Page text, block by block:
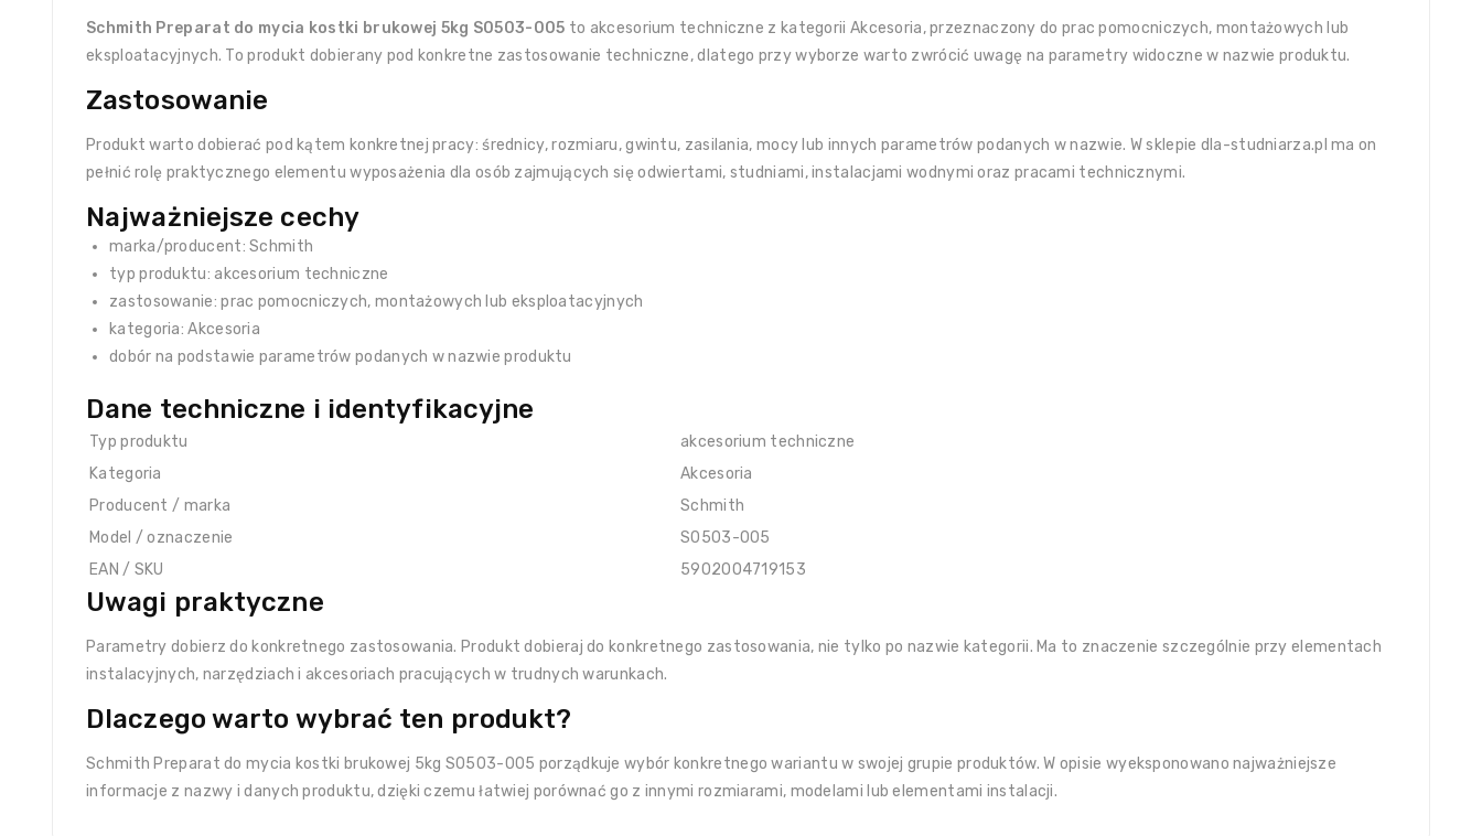
Schmith Preparat do mycia kostki brukowej 5kg S0503-005 to akcesorium techniczne z kategorii Akcesoria, przeznaczony do prac pomocniczych, montażowych lub
eksploatacyjnych. To produkt dobierany pod konkretne zastosowanie techniczne, dlatego przy wyborze warto zwrócić uwagę na parametry widoczne w nazwie produktu.
Zastosowanie
Produkt warto dobierać pod kątem konkretnej pracy: średnicy, rozmiaru, gwintu, zasilania, mocy lub innych parametrów podanych w nazwie. W sklepie dla-studniarza.pl ma on
pełnić rolę praktycznego elementu wyposażenia dla osób zajmujących się odwiertami, studniami, instalacjami wodnymi oraz pracami technicznymi.
Najważniejsze cechy
marka/producent: Schmith
typ produktu: akcesorium techniczne
zastosowanie: prac pomocniczych, montażowych lub eksploatacyjnych
kategoria: Akcesoria
dobór na podstawie parametrów podanych w nazwie produktu
Dane techniczne i identyfikacyjne
Typ produktu
akcesorium techniczne
Kategoria
Akcesoria
Producent / marka
Schmith
Model / oznaczenie
S0503-005
EAN / SKU
5902004719153
Uwagi praktyczne
Parametry dobierz do konkretnego zastosowania. Produkt dobieraj do konkretnego zastosowania, nie tylko po nazwie kategorii. Ma to znaczenie szczególnie przy elementach
instalacyjnych, narzędziach i akcesoriach pracujących w trudnych warunkach.
Dlaczego warto wybrać ten produkt?
Schmith Preparat do mycia kostki brukowej 5kg S0503-005 porządkuje wybór konkretnego wariantu w swojej grupie produktów. W opisie wyeksponowano najważniejsze
informacje z nazwy i danych produktu, dzięki czemu łatwiej porównać go z innymi rozmiarami, modelami lub elementami instalacji.